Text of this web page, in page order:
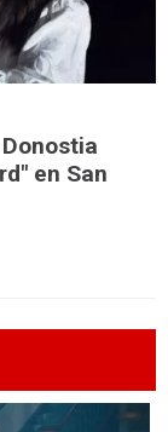
en San